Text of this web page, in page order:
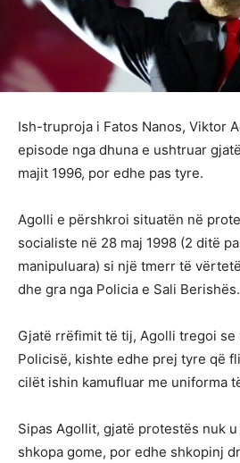
Ish-truproja i Fatos Nanos, Viktor
episode nga dhuna e ushtruar
majit 1996, por edhe pas tyre.
Agolli e përshkroi situatën në
socialiste në 28 maj 1998 (2 ditë
manipuluara) si një tmerr të
dhe gra nga Policia e Sali Berishës.
Gjatë rrëfimit të tij, Agolli tregoi se
Policisë, kishte edhe prej tyre që
cilët ishin kamufluar me uniforma të
Sipas Agollit, gjatë protestës nuk
shkopa gome, por edhe shkopinj